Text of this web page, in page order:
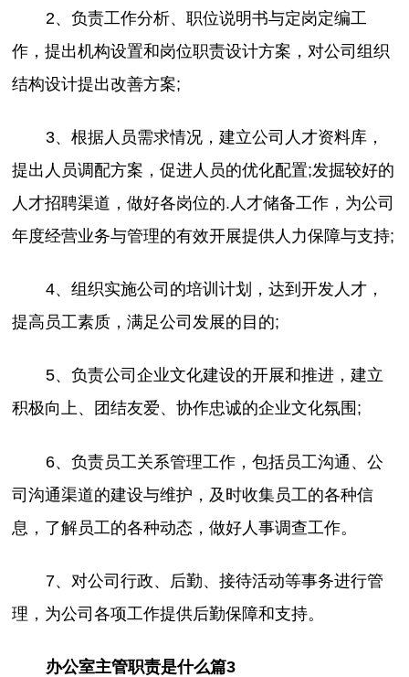
2、负责工作分析、职位说明书与定岗定编工
作，提出机构设置和岗位职责设计方案，对公司组织
结构设计提出改善方案;
3、根据人员需求情况，建立公司人才资料库，
提出人员调配方案，促进人员的优化配置;发掘较好的
人才招聘渠道，做好各岗位的.人才储备工作，为公司
年度经营业务与管理的有效开展提供人力保障与支持;
4、组织实施公司的培训计划，达到开发人才，
提高员工素质，满足公司发展的目的;
5、负责公司企业文化建设的开展和推进，建立
积极向上、团结友爱、协作忠诚的企业文化氛围;
6、负责员工关系管理工作，包括员工沟通、公
司沟通渠道的建设与维护，及时收集员工的各种信
息，了解员工的各种动态，做好人事调查工作。
7、对公司行政、后勤、接待活动等事务进行管
理，为公司各项工作提供后勤保障和支持。
办公室主管职责是什么篇3